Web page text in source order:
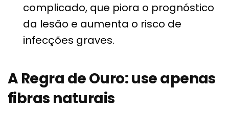
complicado, que piora o prognóstico
da lesão e aumenta o risco de
infecções graves.
A Regra de Ouro: use apenas
fibras naturais